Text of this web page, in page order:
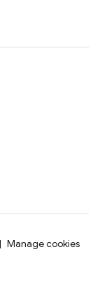
Manage cookies